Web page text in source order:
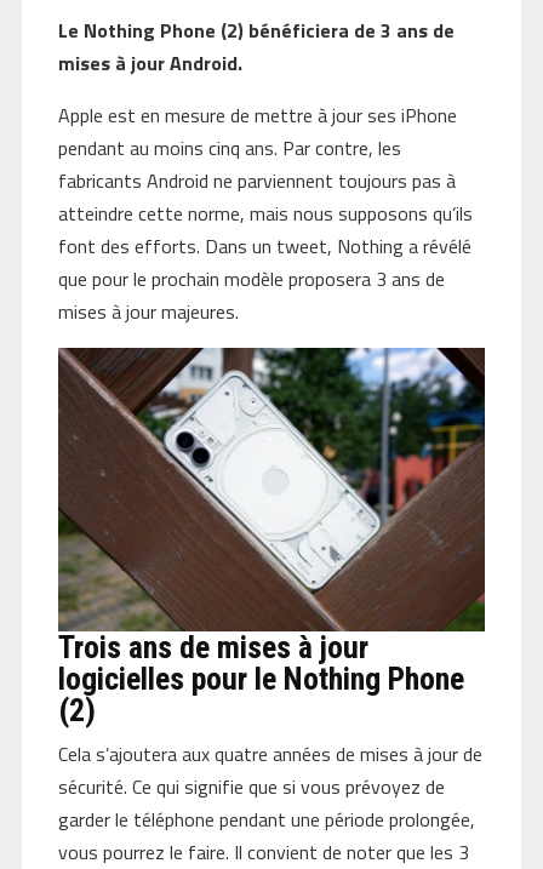
Le Nothing Phone (2) bénéficiera de 3 ans de
mises à jour Android.
Apple est en mesure de mettre à jour ses iPhone
pendant au moins cinq ans. Par contre, les
fabricants Android ne parviennent toujours pas à
atteindre cette norme, mais nous supposons qu’ils
font des efforts. Dans un tweet, Nothing a révélé
que pour le prochain modèle proposera 3 ans de
mises à jour majeures.
Trois ans de mises à jour
logicielles pour le Nothing Phone
(2)
Cela s’ajoutera aux quatre années de mises à jour de
sécurité. Ce qui signifie que si vous prévoyez de
garder le téléphone pendant une période prolongée,
vous pourrez le faire. Il convient de noter que les 3